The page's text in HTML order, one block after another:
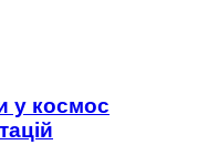
у космос